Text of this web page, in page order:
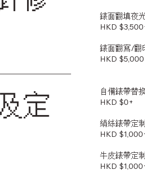
錶面翻填夜
HKD
錶面翻寫/翻
HKD
定
自備錶帶替
HKD $0+
絹絲錶帶定制
HKD
牛皮錶帶定制
HKD